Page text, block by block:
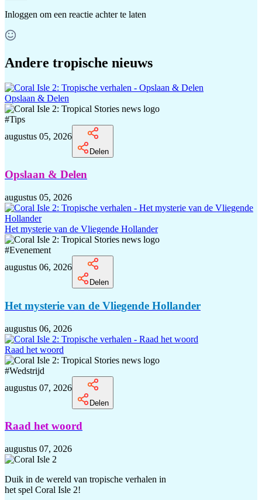
Inloggen om een reactie achter te laten
Andere tropische nieuws
Opslaan & Delen
#Tips
augustus 05, 2026
Delen
Opslaan & Delen
augustus 05, 2026
Het mysterie van de Vliegende Hollander
#Evenement
augustus 06, 2026
Delen
Het mysterie van de Vliegende Hollander
augustus 06, 2026
Raad het woord
#Wedstrijd
augustus 07, 2026
Delen
Raad het woord
augustus 07, 2026
Duik in de wereld van tropische verhalen in
het spel Coral Isle 2!